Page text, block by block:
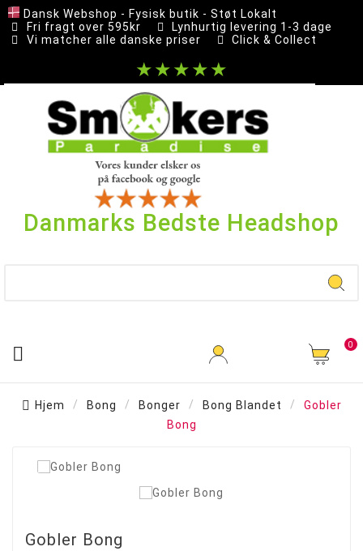
Dansk Webshop - Fysisk butik - Støt Lokalt
Fri fragt over 595kr
Lynhurtig levering 1-3 dage
Vi matcher alle danske priser
Click & Collect
★★★★★
Danmarks Bedste Headshop
 0
Hjem Bong Bonger Bong Blandet
Gobler
Bong
Gobler Bong